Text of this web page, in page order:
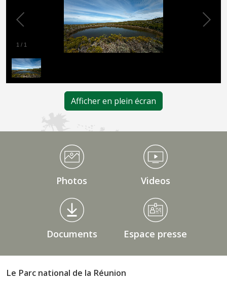
1 / 1
Afficher en plein écran
Médiathèque Footer
Photos Videos
Documents Espace presse
Le Parc national de la Réunion